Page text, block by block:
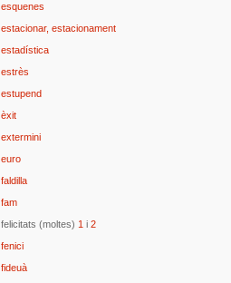
esquenes
estacionar, estacionament
estadística
estrès
estupend
èxit
extermini
euro
faldilla
fam
felicitats (moltes) 1 i 2
fenici
fideuà